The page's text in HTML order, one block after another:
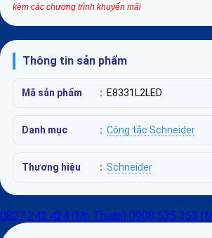
kèm các chương trình khuyến mãi
Thông tin sản phẩm
Mã sản phẩm : E8331L2LED
Danh mục : Công tắc Schneider
Thương hiệu : Schneider
0827 242 424 (Mr. Thuận) 0908 535 353